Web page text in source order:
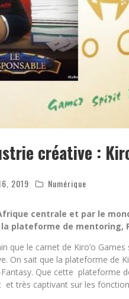
créative :
2019 Numérique
centrale et par le
plateforme de mentoring,
que le carnet de Kiro’o
On sait que la plateforme de
Fantasy. Que cette plateforme
très captivant sur les